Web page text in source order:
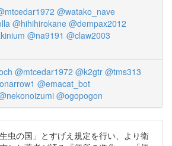
@watako_nave
@hihihirokane @dempax2012
@na9191 @claw2003
@mtcedar1972 @k2gtr @tms313
@emacat_bot
@ogopogon
虫の国」とすげえ規定を行い、より衛